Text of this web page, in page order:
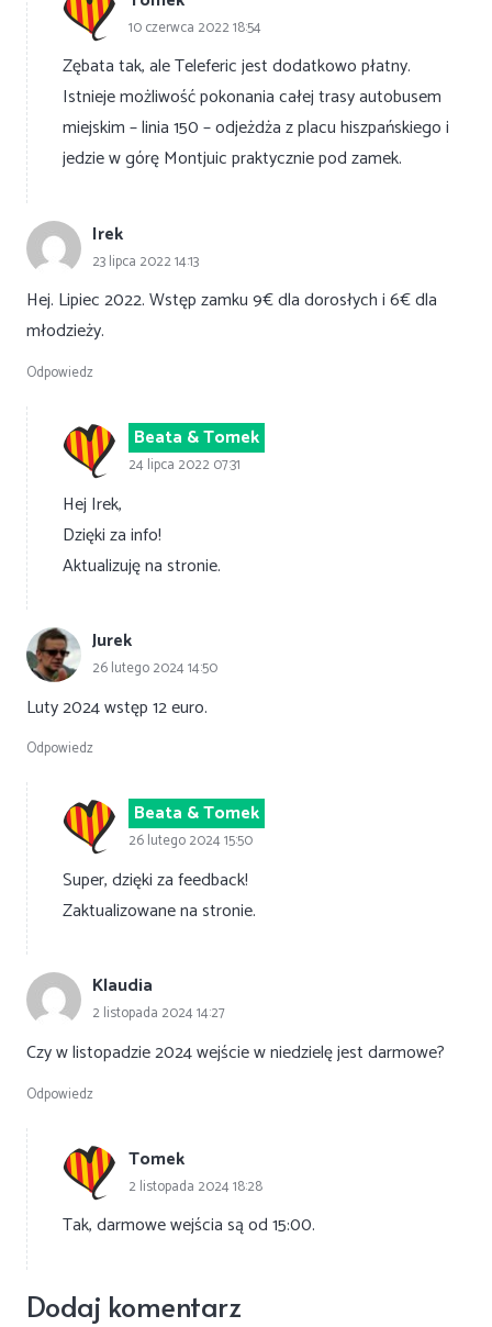
10 czerwca 2022 18:54
Zębata tak, ale Teleferic jest dodatkowo płatny.
Istnieje możliwość pokonania całej trasy autobusem
miejskim – linia 150 – odjeżdża z placu hiszpańskiego i
jedzie w górę Montjuic praktycznie pod zamek.
Irek
23 lipca 2022 14:13
Hej. Lipiec 2022. Wstęp zamku 9€ dla dorosłych i 6€ dla
młodzieży.
Odpowiedz
Beata & Tomek
24 lipca 2022 07:31
Hej Irek,
Dzięki za info!
Aktualizuję na stronie.
Jurek
26 lutego 2024 14:50
Luty 2024 wstęp 12 euro.
Odpowiedz
Beata & Tomek
26 lutego 2024 15:50
Super, dzięki za feedback!
Zaktualizowane na stronie.
Klaudia
2 listopada 2024 14:27
Czy w listopadzie 2024 wejście w niedzielę jest darmowe?
Odpowiedz
Tomek
2 listopada 2024 18:28
Tak, darmowe wejścia są od 15:00.
Dodaj komentarz